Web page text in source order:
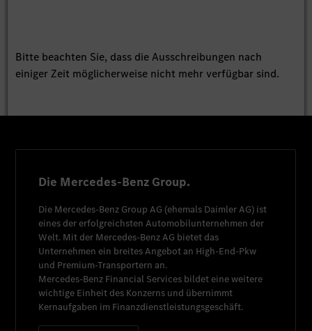
Bitte beachten Sie, dass die Ausschreibungen nach
einiger Zeit möglicherweise nicht mehr verfügbar sind.
Die Mercedes-Benz Group.
Die Mercedes-Benz Group AG (ehemals Daimler AG) ist
eines der erfolgreichsten Automobilunternehmen der
Welt. Mit der Mercedes-Benz AG bietet das
Unternehmen ein breites Angebot an High-End-Pkw
und Premium-Transportern an.
Mercedes-Benz Financial Services bildet eine weitere
wichtige Einheit des Konzerns und übernimmt
Kernaufgaben im Finanzdienstleistungsgeschäft.